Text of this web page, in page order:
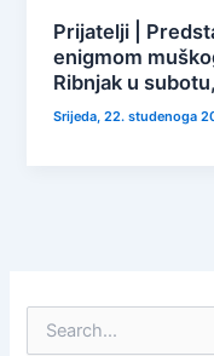
Prijatelji |
enigmom
Ribnjak u
Srijeda, 22. studenoga